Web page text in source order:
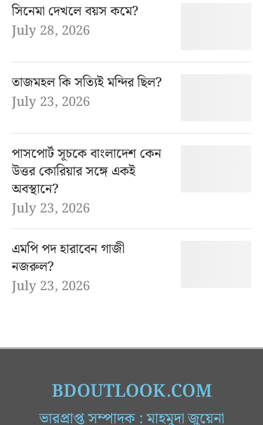
সিনেমা দেখলে বয়স কমে?
July 28, 2026
তাজমহল কি সত্যিই মন্দির ছিল?
July 23, 2026
পাসপোর্ট সূচকে বাংলাদেশ কেন
উত্তর কোরিয়ার সঙ্গে একই
অবস্থানে?
July 23, 2026
এমপি পদ হারাবেন গাজী
নজরুল?
July 23, 2026
BDOUTLOOK.COM
ভারপ্রাপ্ত সম্পাদক : মাহমুদা জুয়েনা